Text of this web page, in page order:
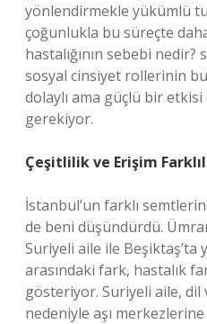
yönlendirmekle yükümlü
çoğunlukla bu süreçte
hastalığının sebebi
sosyal cinsiyet rollerinin
dolaylı ama güçlü bir
gerekiyor.
Çeşitlilik ve Erişim
İstanbul’un farklı
de beni düşündürdü.
Suriyeli aile ile Beşiktaş’ta
arasındaki fark, hastalık
gösteriyor. Suriyeli aile,
nedeniyle aşı